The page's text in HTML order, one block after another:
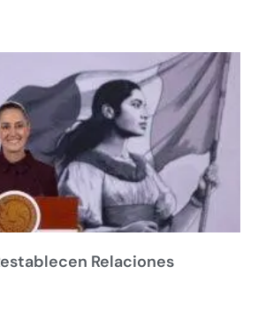
Relaciones